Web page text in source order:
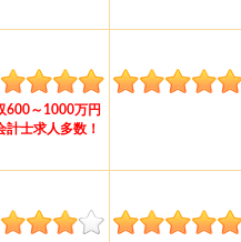
600～1000万円
計士求人多数！